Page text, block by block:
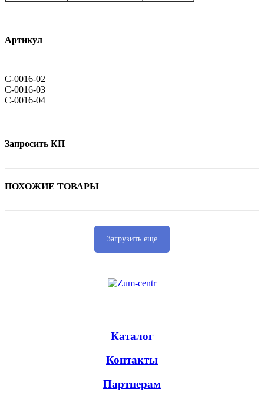
Артикул
С-0016-02
С-0016-03
С-0016-04
Запросить КП
ПОХОЖИЕ ТОВАРЫ
Загрузить еще
Каталог
Контакты
Партнерам